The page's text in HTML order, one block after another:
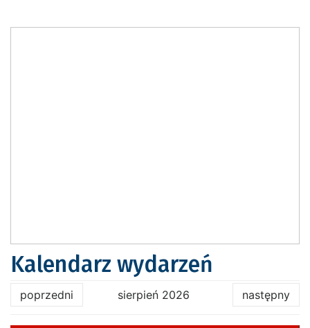
Kalendarz wydarzeń
poprzedni sierpień 2026 następny